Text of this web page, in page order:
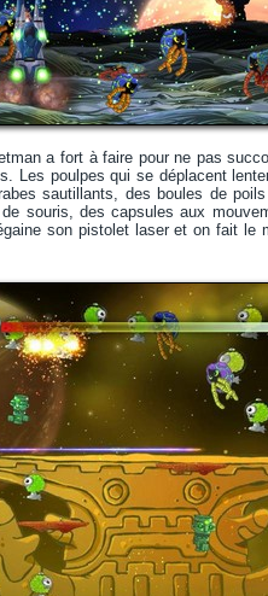
a fort à faire pour ne pas
Les poulpes qui se déplacent
sautillants, des boules de
souris, des capsules aux
son pistolet laser et on fait le